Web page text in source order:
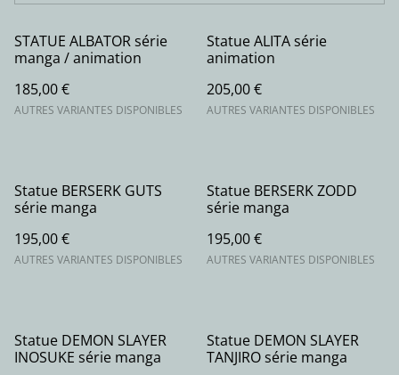
STATUE ALBATOR série
manga / animation
185,00 €
AUTRES VARIANTES DISPONIBLES
Statue ALITA série
animation
205,00 €
AUTRES VARIANTES DISPONIBLES
Statue BERSERK GUTS
série manga
195,00 €
AUTRES VARIANTES DISPONIBLES
Statue BERSERK ZODD
série manga
195,00 €
AUTRES VARIANTES DISPONIBLES
Statue DEMON SLAYER
INOSUKE série manga
Statue DEMON SLAYER
TANJIRO série manga